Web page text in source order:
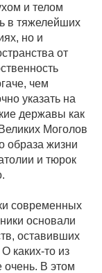
и телом
в тяжелейших
но и
от
чем
указать на
державы как
Моголов
образа жизни
и тюрок
современных
основали
оставивших
каких-то из
очень. В этом